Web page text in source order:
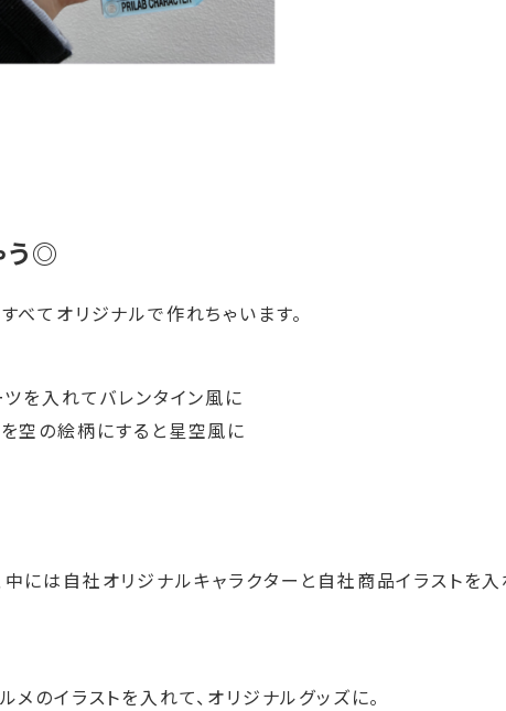
う◎
てオリジナルで作れちゃいます。
を入れてバレンタイン風に
空の絵柄にすると星空風に
には自社オリジナルキャラクターと自社商品イラストを
のイラストを入れて、オリジナルグッズに。